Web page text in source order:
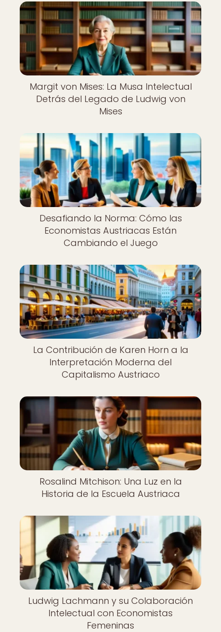
Margit von Mises: La Musa Intelectual
Detrás del Legado de Ludwig von
Mises
Desafiando la Norma: Cómo las
Economistas Austriacas Están
Cambiando el Juego
La Contribución de Karen Horn a la
Interpretación Moderna del
Capitalismo Austriaco
Rosalind Mitchison: Una Luz en la
Historia de la Escuela Austriaca
Ludwig Lachmann y su Colaboración
Intelectual con Economistas
Femeninas